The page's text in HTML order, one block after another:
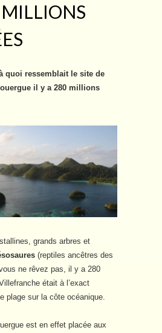
quoi ressemblait le site de
il y a 280 millions
grands arbres et
(reptiles ancêtres des
ne rêvez pas, il y a 280
était à l’exact
plage sur la côte océanique.
est en effet placée aux